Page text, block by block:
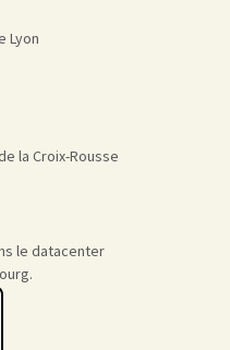
Lyon
la Croix-Rousse
le datacenter